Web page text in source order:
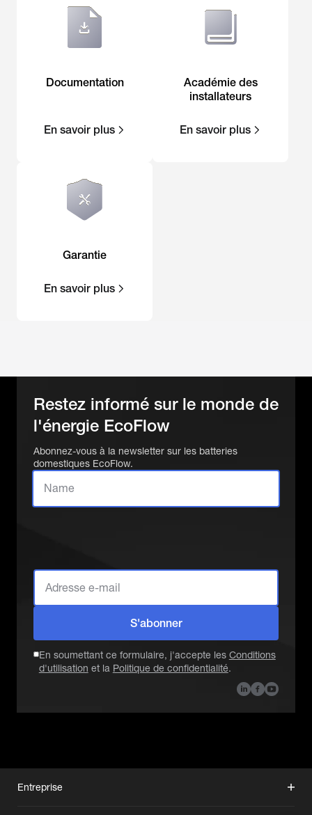
Documentation
En savoir plus
Académie des
installateurs
En savoir plus
Garantie
En savoir plus
Restez informé sur le monde de
l'énergie EcoFlow
Abonnez-vous à la newsletter sur les batteries
domestiques EcoFlow.
S'abonner
En soumettant ce formulaire, j'accepte les Conditions
d'utilisation et la Politique de confidentialité.
Entreprise